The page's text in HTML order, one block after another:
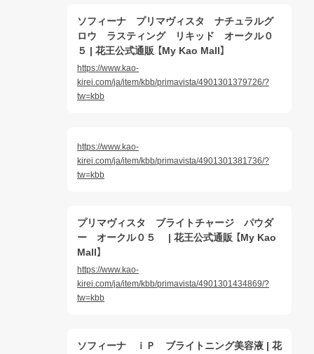
ソフィーナ プリマヴィスタ ナチュラルグ
ロウ ラスティング リキッド オークル０
５ | 花王公式通販 【My Kao Mall】
https://www.kao-
kirei.com/ja/item/kbb/primavista/4901301379726/?
tw=kbb
https://www.kao-
kirei.com/ja/item/kbb/primavista/4901301381736/?
tw=kbb
プリマヴィスタ ブライトチャージ パウダ
ー オークル０５ | 花王公式通販 【My Kao
Mall】
https://www.kao-
kirei.com/ja/item/kbb/primavista/4901301434869/?
tw=kbb
ソフィーナ ｉＰ ブライトニング美容液 | 花